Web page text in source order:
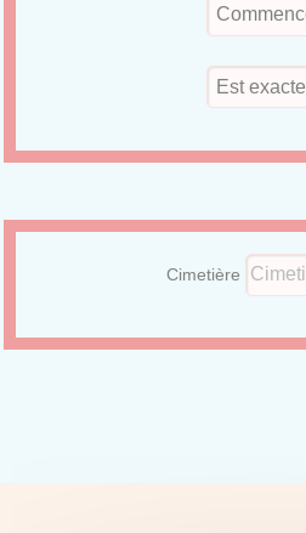
Cimetière